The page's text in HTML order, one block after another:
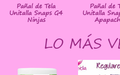
Pañal de Tela
Unitalla Snaps G4
Ninjas
Pañal de
Unitalla
LO MÁS